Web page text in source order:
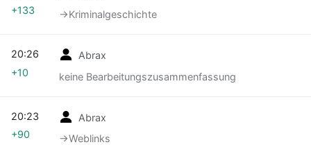
→‎Kriminalgeschichte
+133
Abrax
keine Bearbeitungszusammenfassung
20:26
+10
Abrax
→‎Weblinks
20:23
+90